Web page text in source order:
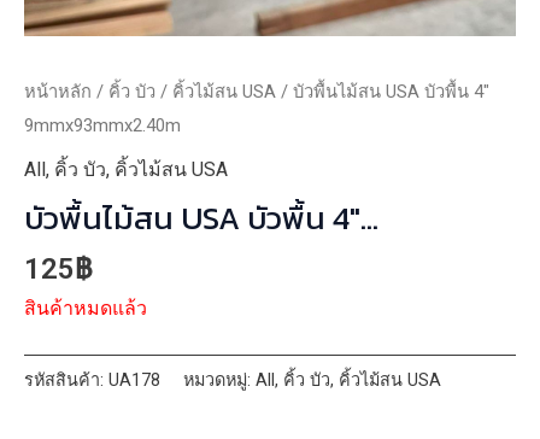
หน้าหลัก / คิ้ว บัว / คิ้วไม้สน USA / บัวพื้นไม้สน USA บัวพื้น 4″
9mmx93mmx2.40m
All, คิ้ว บัว, คิ้วไม้สน USA
บัวพื้นไม้สน USA บัวพื้น 4″
9mmx93mmx2.40m
125฿
สินค้าหมดแล้ว
รหัสสินค้า: UA178 หมวดหมู่: All , คิ้ว บัว, คิ้วไม้สน USA